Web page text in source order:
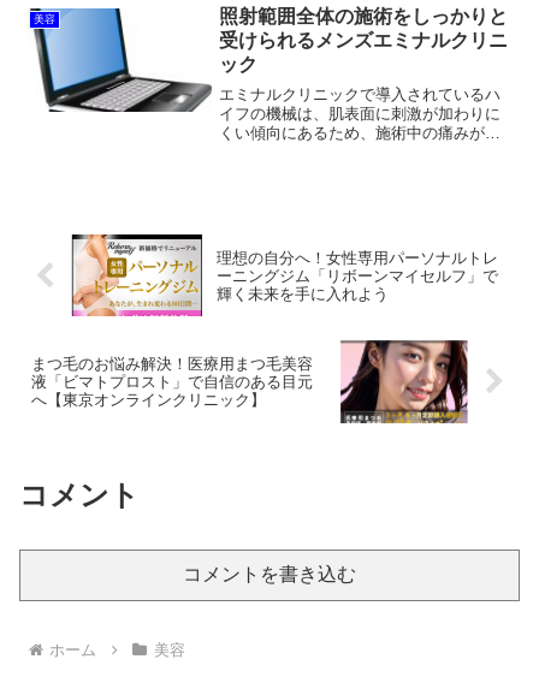
く、5粒飲むのが負担だという声は聞かれ
ません。国産レバーエ...
美容
照射範囲全体の施術をしっかりと
受けられるメンズエミナルクリニ
ック
エミナルクリニックで導入されているハ
イフの機械は、肌表面に刺激が加わりに
くい傾向にあるため、施術中の痛みが不
理想の自分へ！女性専用パーソナルトレ
ーニングジム「リボーンマイセルフ」で
輝く未来を手に入れよう
まつ毛のお悩み解決！医療用まつ毛美容
液「ビマトプロスト」で自信のある目元
へ【東京オンラインクリニック】
コメント
コメントを書き込む
ホーム 美容